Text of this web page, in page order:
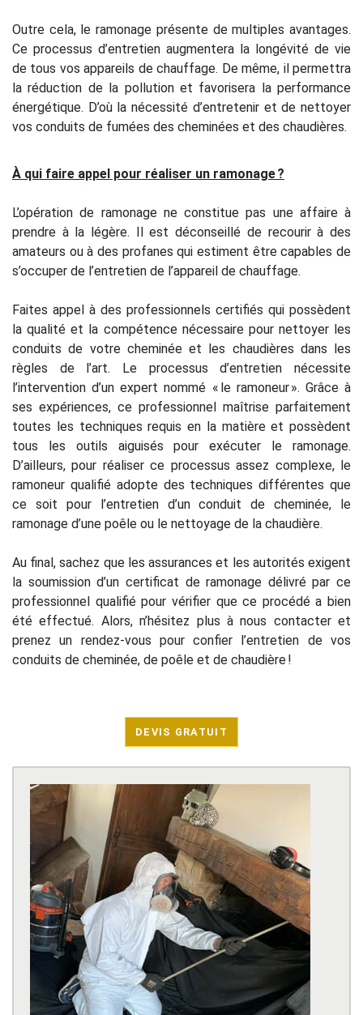
Outre cela, le ramonage présente de multiples avantages.
Ce processus d’entretien augmentera la longévité de vie
de tous vos appareils de chauffage. De même, il permettra
la réduction de la pollution et favorisera la performance
énergétique. D’où la nécessité d’entretenir et de nettoyer
vos conduits de fumées des cheminées et des chaudières.
À qui faire appel pour réaliser un ramonage ?
L’opération de ramonage ne constitue pas une affaire à
prendre à la légère. Il est déconseillé de recourir à des
amateurs ou à des profanes qui estiment être capables de
s’occuper de l’entretien de l’appareil de chauffage.
Faites appel à des professionnels certifiés qui possèdent
la qualité et la compétence nécessaire pour nettoyer les
conduits de votre cheminée et les chaudières dans les
règles de l’art. Le processus d’entretien nécessite
l’intervention d’un expert nommé « le ramoneur ». Grâce à
ses expériences, ce professionnel maîtrise parfaitement
toutes les techniques requis en la matière et possèdent
tous les outils aiguisés pour exécuter le ramonage.
D’ailleurs, pour réaliser ce processus assez complexe, le
ramoneur qualifié adopte des techniques différentes que
ce soit pour l’entretien d’un conduit de cheminée, le
ramonage d’une poêle ou le nettoyage de la chaudière.
Au final, sachez que les assurances et les autorités exigent
la soumission d’un certificat de ramonage délivré par ce
professionnel qualifié pour vérifier que ce procédé a bien
été effectué. Alors, n’hésitez plus à nous contacter et
prenez un rendez-vous pour confier l’entretien de vos
conduits de cheminée, de poêle et de chaudière !
DEVIS GRATUIT